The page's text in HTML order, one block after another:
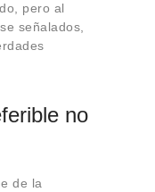
pero al
señalados,
no
de la